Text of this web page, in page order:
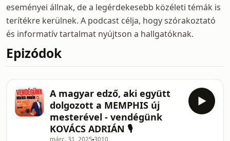
eseményei állnak, de a legérdekesebb közéleti témák is
terítékre kerülnek. A podcast célja, hogy szórakoztató
és informatív tartalmat nyújtson a hallgatóknak.
Epizódok
A magyar edző, aki együtt
dolgozott a MEMPHIS új
mesterével - vendégünk
KOVÁCS ADRIÁN 🎙️
márc. 31, 2025 3010